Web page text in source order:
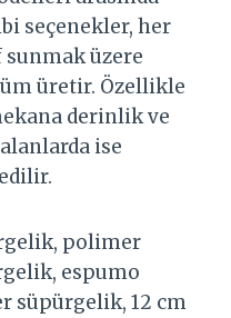
seçenekler, her
üzere
üretir. Özellikle
derinlik ve
ise
polimer
espumo
süpürgelik, 12 cm